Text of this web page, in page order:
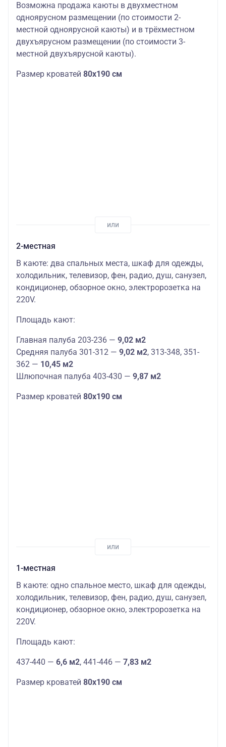
Возможна продажа каюты в двухместном
одноярусном размещении (по стоимости 2-
местной одноярусной каюты) и в трёхместном
двухъярусном размещении (по стоимости 3-
местной двухъярусной каюты).
Размер кроватей 80х190 см
2-местная
В каюте: два спальных места, шкаф для одежды,
холодильник, телевизор, фен, радио, душ, санузел,
кондиционер, обзорное окно, электророзетка на
220V.
Площадь кают:
Главная палуба 203-236 — 9,02 м2
Средняя палуба 301-312 — 9,02 м2, 313-348, 351-
362 — 10,45 м2
Шлюпочная палуба 403-430 — 9,87 м2
Размер кроватей 80х190 см
1-местная
В каюте: одно спальное место, шкаф для одежды,
холодильник, телевизор, фен, радио, душ, санузел,
кондиционер, обзорное окно, электророзетка на
220V.
Площадь кают:
437-440 — 6,6 м2, 441-446 — 7,83 м2
Размер кроватей 80х190 см